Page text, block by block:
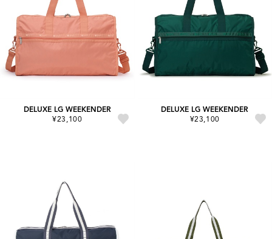
DELUXE LG WEEKENDER
¥23,100
DELUXE LG WEEKENDER
¥23,100